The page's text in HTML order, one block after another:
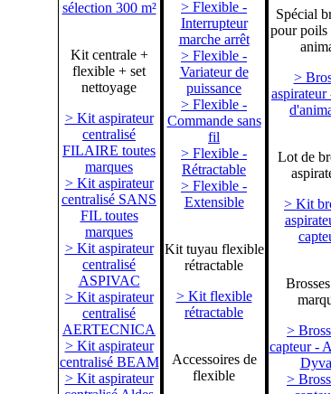
sélection 300 m²
Kit centrale +
flexible + set
nettoyage
> Kit aspirateur
centralisé
FILAIRE toutes
marques
> Kit aspirateur
centralisé SANS
FIL toutes
marques
> Kit aspirateur
centralisé
ASPIVAC
> Kit aspirateur
centralisé
AERTECNICA
> Kit aspirateur
centralisé BEAM
> Kit aspirateur
> Flexible -
Interrupteur
marche arrêt
> Flexible -
Variateur de
puissance
> Flexible -
Commande sans
fil
> Flexible -
Rétractable
> Flexible -
Extensible
Kit tuyau flexible
rétractable
> Kit flexible
rétractable
Accessoires de
flexible
Spécial
pour poils
>
aspirateur
Lot de
> Kit
>
capteur -
>